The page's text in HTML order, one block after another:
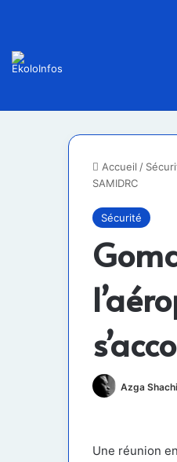
Accueil /
SAMIDRC
Sécurité
Azga
Une réunion